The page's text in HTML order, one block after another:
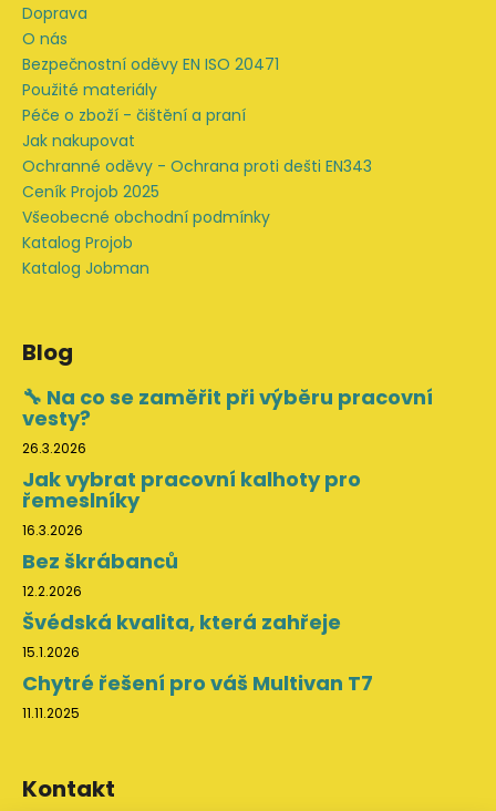
Doprava
O nás
Bezpečnostní oděvy EN ISO 20471
Použité materiály
Péče o zboží - čištění a praní
Jak nakupovat
Ochranné oděvy - Ochrana proti dešti EN343
Ceník Projob 2025
Všeobecné obchodní podmínky
Katalog Projob
Katalog Jobman
Blog
🔧 Na co se zaměřit při výběru pracovní
vesty?
26.3.2026
Jak vybrat pracovní kalhoty pro
řemeslníky
16.3.2026
Bez škrábanců
12.2.2026
Švédská kvalita, která zahřeje
15.1.2026
Chytré řešení pro váš Multivan T7
11.11.2025
Kontakt